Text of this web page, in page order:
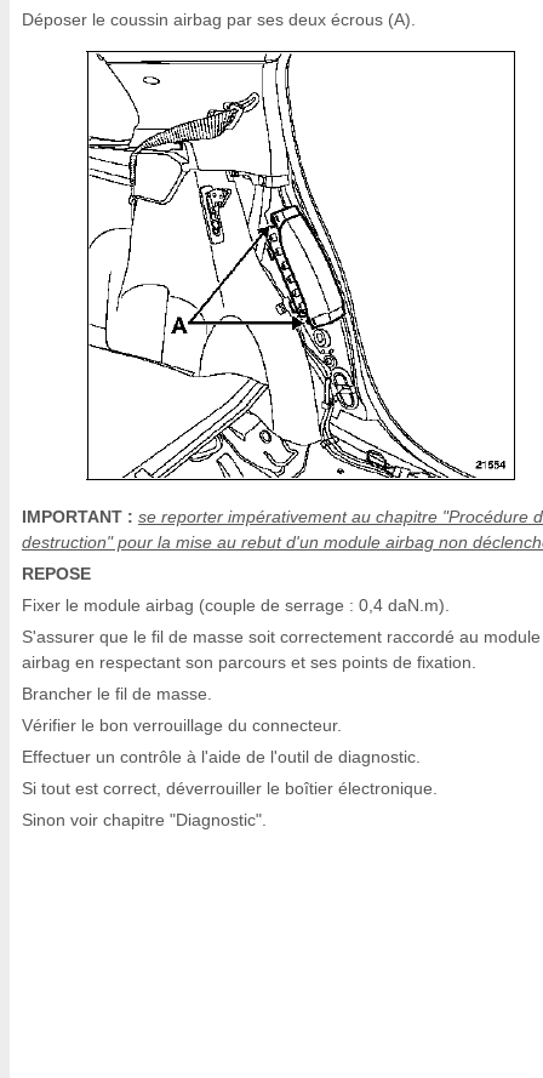
Déposer le coussin airbag par ses deux écrous (A).
IMPORTANT : se reporter impérativement au chapitre "Procédure
destruction" pour la mise au rebut d'un module airbag non
REPOSE
Fixer le module airbag (couple de serrage : 0,4 daN.m).
S'assurer que le fil de masse soit correctement raccordé au module
airbag en respectant son parcours et ses points de fixation.
Brancher le fil de masse.
Vérifier le bon verrouillage du connecteur.
Effectuer un contrôle à l'aide de l'outil de diagnostic.
Si tout est correct, déverrouiller le boîtier électronique.
Sinon voir chapitre "Diagnostic".